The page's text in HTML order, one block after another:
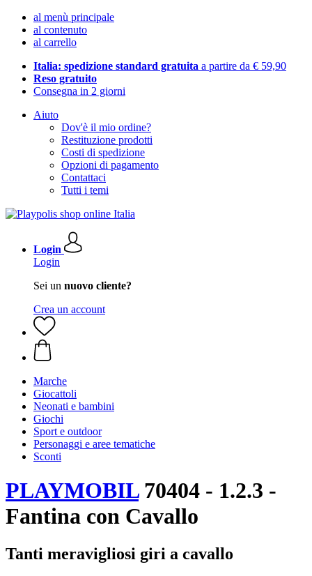
al menù principale
al contenuto
al carrello
Italia: spedizione standard gratuita a partire da € 59,90
Reso gratuito
Consegna in 2 giorni
Aiuto
Dov'è il mio ordine?
Restituzione prodotti
Costi di spedizione
Opzioni di pagamento
Contattaci
Tutti i temi
Login
Login
Sei un nuovo cliente?
Crea un account
Marche
Giocattoli
Neonati e bambini
Giochi
Sport e outdoor
Personaggi e aree tematiche
Sconti
PLAYMOBIL70404 - 1.2.3 -
Fantina con Cavallo
Tanti meravigliosi giri a cavallo